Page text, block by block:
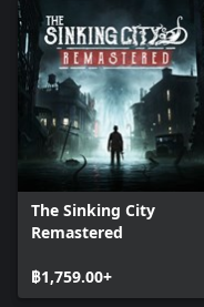
The Sinking City
Remastered
฿1,759.00+